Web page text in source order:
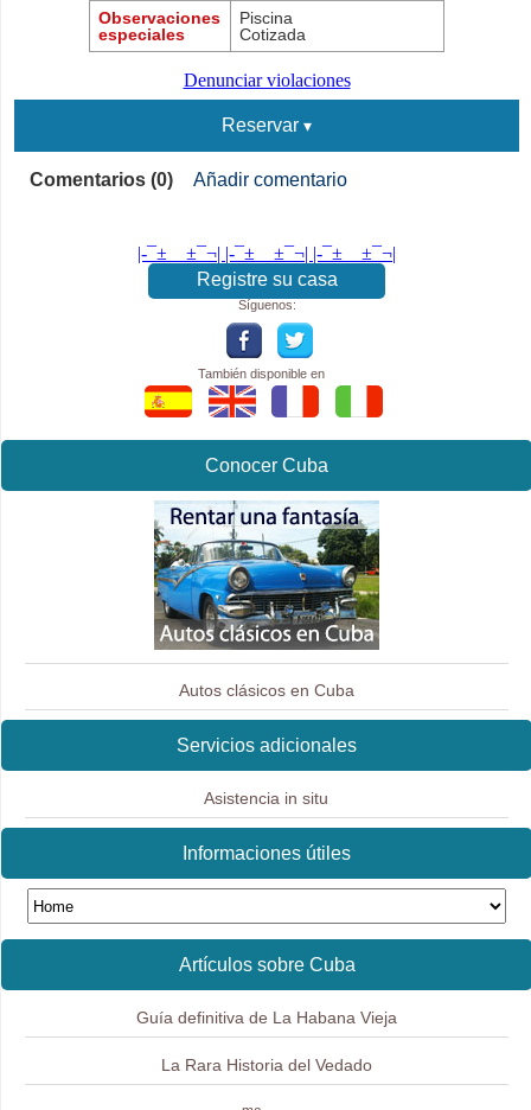
Observaciones
especiales
Piscina
Cotizada
Denunciar violaciones
Reservar
Comentarios (0) Añadir comentario
|-¯±­__­±¯¬| |-¯±­__­±¯¬| |-¯±­__­±¯¬|
Registre su casa
Síguenos:
También disponible en
Conocer Cuba
Autos clásicos en Cuba
Servicios adicionales
Asistencia in situ
Informaciones útiles
Artículos sobre Cuba
Guía definitiva de La Habana Vieja
La Rara Historia del Vedado